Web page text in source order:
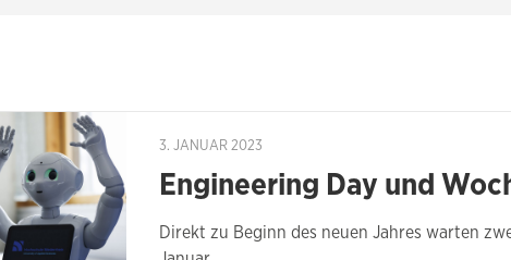
3. JANUAR 2023
Engineering Day und
Direkt zu Beginn des neuen Jahres warten